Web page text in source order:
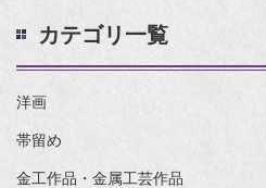
カテゴリ一覧
洋画
帯留め
金工作品・金属工芸作品